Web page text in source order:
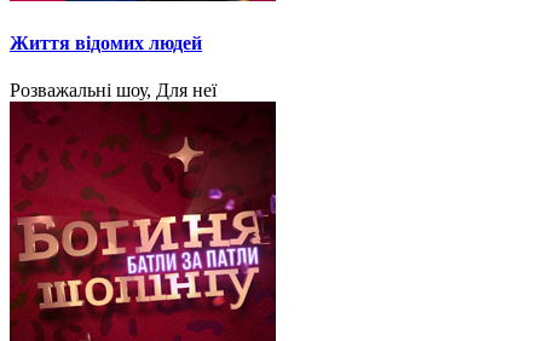
Життя відомих людей
Розважальні шоу, Для неї